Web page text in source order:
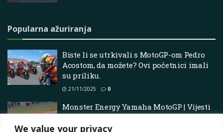
We value your privacy
Popularna ažuriranja
Biste li se utrkivali s MotoGP-om Pedro
Acostom, da možete? Ovi početnici imali
su priliku.
21/11/2025 0
Monster Energy Yamaha MotoGP | Vijesti
Pojedinosti: Augusto Fernández završava
Aragon GP WILD-CARD vikend na P13